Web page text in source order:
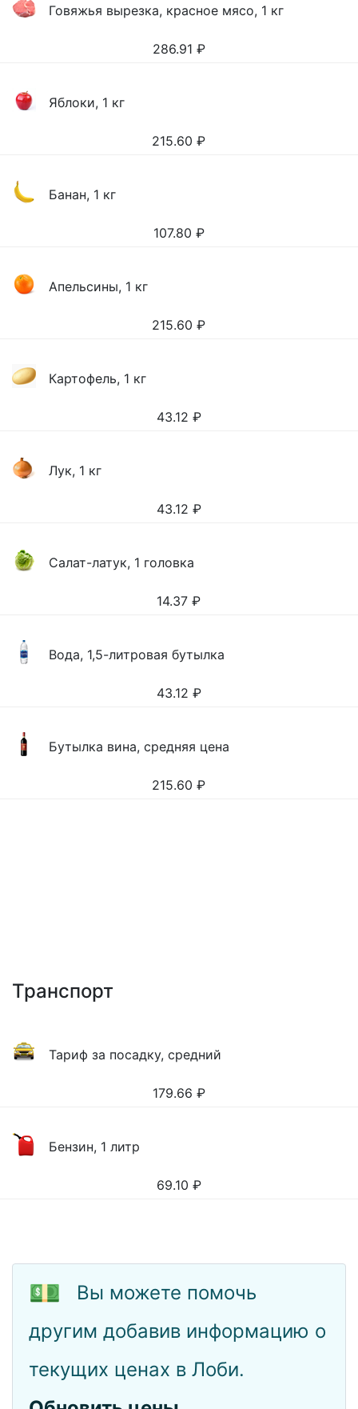
Говяжья вырезка, красное мясо, 1 кг
286.91 ₽
Яблоки, 1 кг
215.60 ₽
Банан, 1 кг
107.80 ₽
Апельсины, 1 кг
215.60 ₽
Картофель, 1 кг
43.12 ₽
Лук, 1 кг
43.12 ₽
Салат-латук, 1 головка
14.37 ₽
Вода, 1,5-литровая бутылка
43.12 ₽
Бутылка вина, средняя цена
215.60 ₽
Транспорт
Тариф за посадку, средний
179.66 ₽
Бензин, 1 литр
69.10 ₽
💵
Вы можете помочь
другим добавив информацию о
текущих ценах в Лоби.